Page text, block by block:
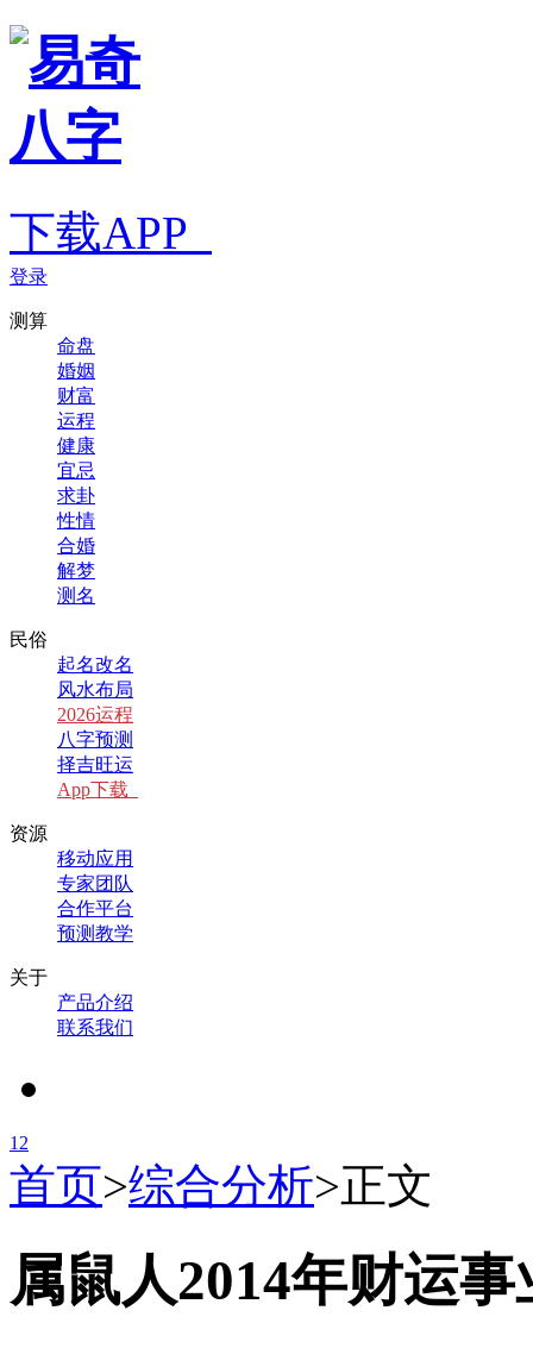
下载APP
登录
测算
命盘
婚姻
财富
运程
健康
宜忌
求卦
性情
合婚
解梦
测名
民俗
起名改名
风水布局
2026运程
八字预测
择吉旺运
App下载
资源
移动应用
专家团队
合作平台
预测教学
关于
产品介绍
联系我们
1 2
首页>综合分析>正文
属鼠人2014年财运